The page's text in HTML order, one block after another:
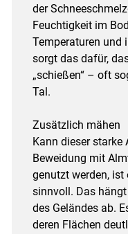
der
Feuchtigkeit im
Temperaturen und
sorgt das dafür,
„schießen“ – oft
Tal.
Zusätzlich mähen
Kann dieser
Beweidung mit
genutzt werden, ist
sinnvoll. Das
des Geländes ab.
deren Flächen